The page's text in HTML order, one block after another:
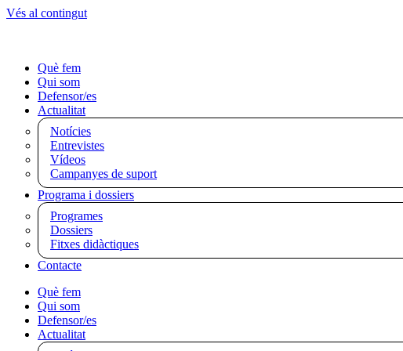
Vés al contingut
Què fem
Qui som
Defensor/es
Actualitat
Notícies
Entrevistes
Vídeos
Campanyes de suport
Programa i dossiers
Programes
Dossiers
Fitxes didàctiques
Contacte
Què fem
Qui som
Defensor/es
Actualitat